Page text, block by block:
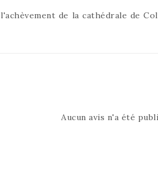
de la cathédrale de
Aucun avis n'a été